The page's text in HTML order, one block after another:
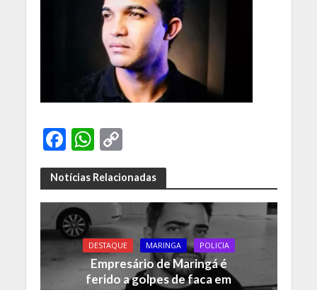
F
ac
e
b
o
o
k
W
h
at
s
A
p
p
C
o
p
y
Li
n
k
Notícias Relacionadas
DESTAQUE MARINGA POLICIA
Empresário de Maringá é
ferido a golpes de faca em